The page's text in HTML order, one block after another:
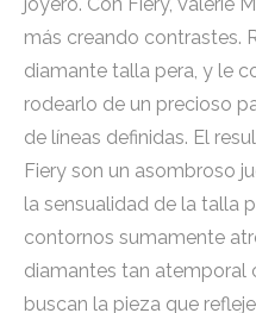
joyero. Con Fiery, Valérie
más creando contrastes.
diamante talla pera, y le
rodearlo de un precioso
de líneas definidas. El
Fiery son un asombroso
la sensualidad de la talla
contornos sumamente
diamantes tan atemporal
buscan la pieza que